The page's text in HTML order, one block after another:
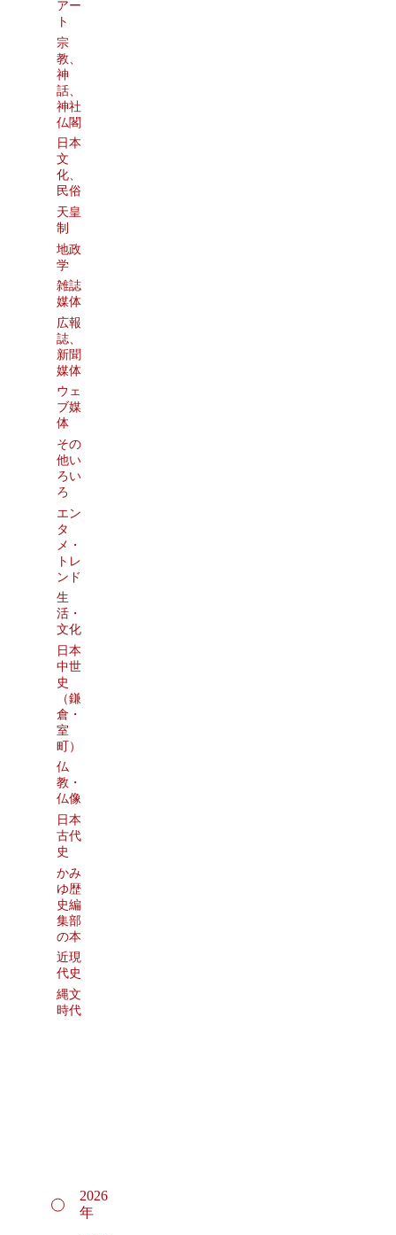
アー
ト
宗
教、
神
話、
神社
仏閣
日本
文
化、
民俗
天皇
制
地政
学
雑誌
媒体
広報
誌、
新聞
媒体
ウェ
ブ媒
体
その
他い
ろい
ろ
エン
タ
メ・
トレ
ンド
生
活・
文化
日本
中世
史
（鎌
倉・
室
町）
仏
教・
仏像
日本
古代
史
かみ
ゆ歴
史編
集部
の本
近現
代史
縄文
時代
2026
年